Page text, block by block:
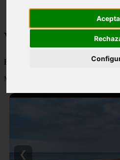
Viajes y turismo
Blog sobre viajes y turismo, nacional
Mostrando 1 - 24 de 502 artículos
❮